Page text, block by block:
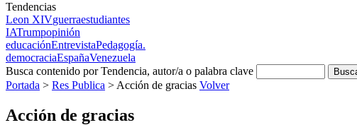
Tendencias
Leon XIVguerraestudiantes
IATrumpopinión
educaciónEntrevistaPedagogía.
democraciaEspañaVenezuela
Busca contenido por Tendencia, autor/a o palabra clave
Portada > Res Publica > Acción de gracias Volver
Acción de gracias